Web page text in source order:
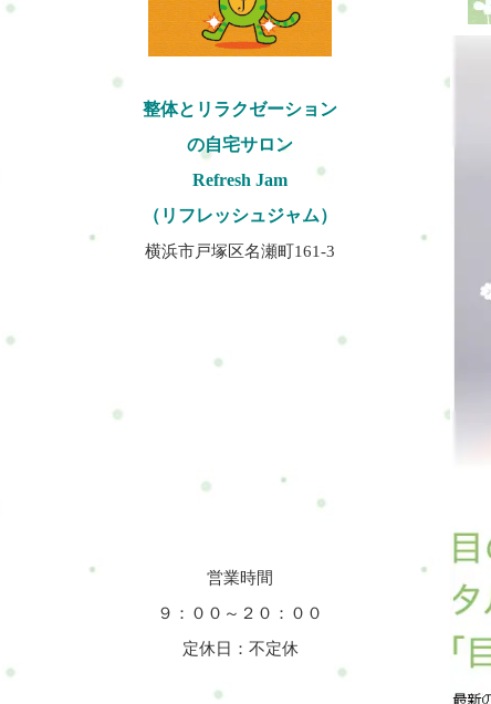
整体とリラクゼーション
の自宅サロン
Refresh Jam
（リフレッシュジャム）
横浜市戸塚区名瀬町161-3
営業時間
９：００～２０：００
定休日：不定休